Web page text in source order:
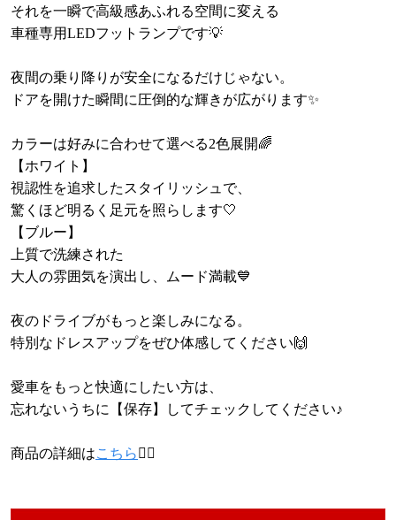
それを一瞬で高級感あふれる空間に変える
車種専用LEDフットランプです💡
夜間の乗り降りが安全になるだけじゃない。
ドアを開けた瞬間に圧倒的な輝きが広がります✨
カラーは好みに合わせて選べる2色展開🌈
【ホワイト】
視認性を追求したスタイリッシュで、
驚くほど明るく足元を照らします🤍
【ブルー】
上質で洗練された
大人の雰囲気を演出し、ムード満載💙
夜のドライブがもっと楽しみになる。
特別なドレスアップをぜひ体感してください🙌
愛車をもっと快適にしたい方は、
忘れないうちに【保存】してチェックしてください♪
商品の詳細はこちら 💁‍♀️